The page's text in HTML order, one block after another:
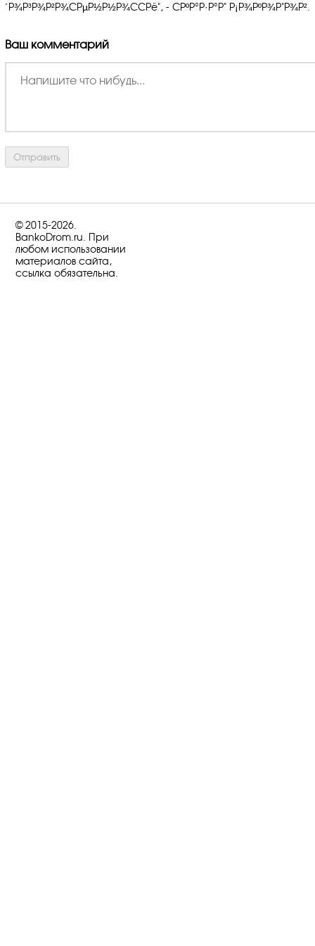
´Р¾Р³Р¾Р²Р¾СРµР½Р½Р¾ССРё", - СРºР°Р·Р°Р" Р¡Р¾РºР¾Р"Р¾Р².
Ваш комментарий
© 2015-2026.
BankoDrom.ru. При
любом использовании
материалов сайта,
ссылка обязательна.